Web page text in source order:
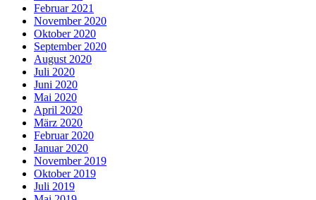
Februar 2021
November 2020
Oktober 2020
September 2020
August 2020
Juli 2020
Juni 2020
Mai 2020
April 2020
März 2020
Februar 2020
Januar 2020
November 2019
Oktober 2019
Juli 2019